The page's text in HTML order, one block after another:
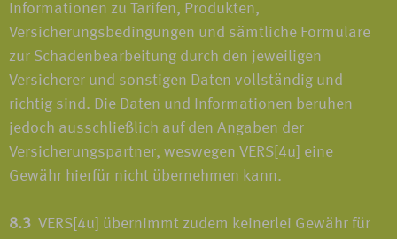
Informationen zu Tarifen, Produkten,
Versicherungsbedingungen und sämtliche Formulare
zur Schadenbearbeitung durch den jeweiligen
Versicherer und sonstigen Daten vollständig und
richtig sind. Die Daten und Informationen beruhen
jedoch ausschließlich auf den Angaben der
Versicherungspartner, weswegen VERS[4u] eine
Gewähr hierfür nicht übernehmen kann.
8.3 VERS[4u] übernimmt zudem keinerlei Gewähr für